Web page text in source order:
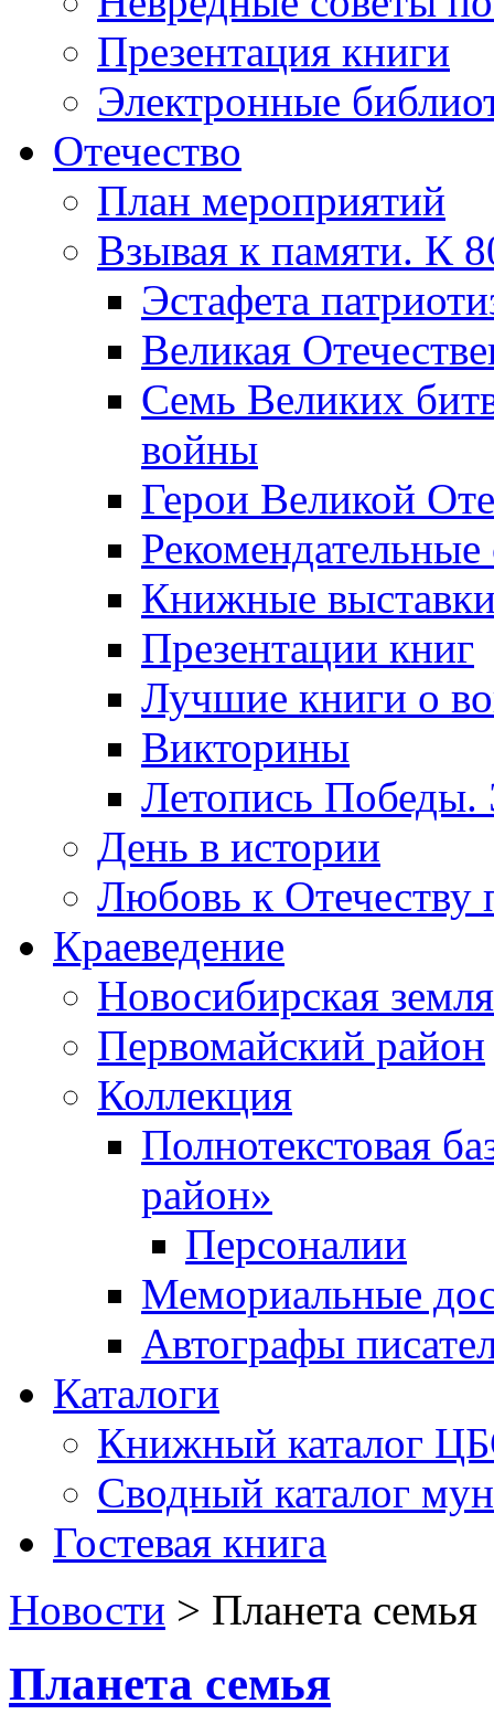
Презентация книги
Электронные
Отечество
План мероприятий
Взывая к памяти. К
Эcтафета
Великая
Семь Великих
войны
Герои Великой
Рекомендательные
Книжные
Презентации книг
Лучшие книги о
Викторины
Летопись Победы.
День в истории
Любовь к Отечеству
Краеведение
Новосибирская земля
Первомайский район
Коллекция
Полнотекстовая
район»
Персоналии
Мемориальные
Автографы
Каталоги
Книжный каталог
Сводный каталог
Гостевая книга
Новости > Планета семья
Планета семья